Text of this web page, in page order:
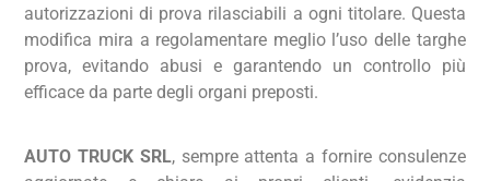
autorizzazioni di prova rilasciabili a ogni titolare. Questa
modifica mira a regolamentare meglio l’uso delle targhe
prova, evitando abusi e garantendo un controllo più
efficace da parte degli organi preposti.
AUTO TRUCK SRL, sempre attenta a fornire consulenze